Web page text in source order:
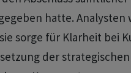
hatte. Analysten
sorge für Klarheit bei
der